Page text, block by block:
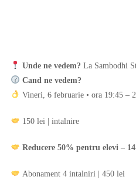
Unde ne vedem? La Sambodhi
Cand ne vedem?
Vineri, 6 februarie • ora 19:45 –
150 lei | intalnire
Reducere 50% pentru elevi –
Abonament 4 intalniri | 450 lei